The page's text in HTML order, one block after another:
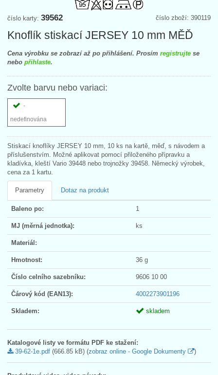
číslo zboží: 390119
číslo karty: 39562
Knoflík stiskací JERSEY 10 mm MĚĎ
Cena výrobku se zobrazí až po přihlášení. Prosím registrujte se
nebo přihlaste.
Zvolte barvu nebo variaci:
-
nedefinována
Stiskací knoflíky JERSEY 10 mm, 10 ks na kartě, měď, s návodem a
příslušenstvím. Možné aplikovat pomocí přiloženého přípravku a
kladívka, kleští Vario 39448 nebo trojnožky 39458. Německý výrobek,
cena za 1 kartu.
Parametry Dotaz na produkt
Baleno po: 1
MJ (měrná jednotka): ks
Materiál:
Hmotnost: 36 g
Číslo celního sazebníku: 9606 10 00
Čárový kód (EAN13): 4002273901196
Skladem: skladem
Katalogové listy ve formátu PDF ke stažení:
39-62-1e.pdf (666.85 kB) (zobraz online - Google Dokumenty )